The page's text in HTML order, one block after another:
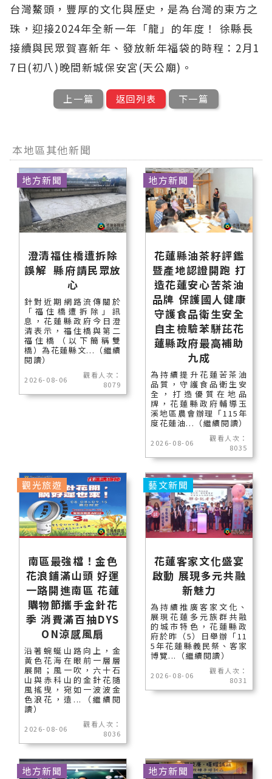
台灣鰲頭，豐厚的文化與歷史，是為台灣的東方之
珠，迎接2024年全新一年「龍」的年度！ 徐縣長
接續與民眾賀喜新年、發放新年福袋的時程：2月1
7日(初八)晚間新城保安宮(天公廟)。
上一篇 返回列表 下一篇
本地區其他新聞
澄清福住橋遭拆除
誤解 縣府請民眾放
心
針對近期網路流傳關於
「福住橋遭拆除」訊
息，花蓮縣政府今日澄
清表示，福住橋與第二
福住橋（以下簡稱雙
橋）為花蓮縣文...（繼續
閱讀）
2026-08-06
觀看人次：
8079
地方新聞
花蓮縣油茶籽評鑑
暨產地認證開跑 打
造花蓮安心苦茶油
品牌 保護國人健康
守護食品衛生安全
自主檢驗苯駢芘花
蓮縣政府最高補助
九成
為持續提升花蓮苦茶油
品質，守護食品衛生安
全，打造優質在地品
牌，花蓮縣政府輔導玉
溪地區農會辦理「115年
度花蓮油...（繼續閱讀）
2026-08-06
觀看人次：
8035
地方新聞
南區最強檔！金色
花浪鋪滿山頭 好運
一路開進南區 花蓮
購物節攜手金針花
季 消費滿百抽DYS
ON涼感風扇
沿著蜿蜒山路向上，金
黃色花海在眼前一層層
展開；風一吹，六十石
山與赤科山的金針花隨
風搖曳，宛如一波波金
色浪花，遠...（繼續閱
讀）
2026-08-06
觀看人次：
8036
觀光旅遊
花蓮客家文化盛宴
啟動 展現多元共融
新魅力
為持續推廣客家文化、
展現花蓮多元族群共融
的城市特色，花蓮縣政
府於昨（5）日舉辦「11
5年花蓮縣義民祭、客家
博覽...（繼續閱讀）
2026-08-06
觀看人次：
8031
藝文新聞
地方新聞 地方新聞